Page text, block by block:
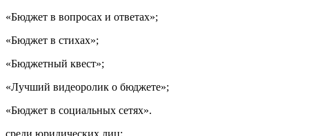
«Бюджет в вопросах и ответах»;
«Бюджет в стихах»;
«Бюджетный квест»;
«Лучший видеоролик о бюджете»;
«Бюджет в социальных сетях».
среди юридических лиц: